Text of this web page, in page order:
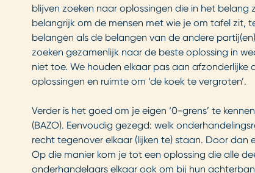
blijven zoeken naar oplossingen die in het
belangrijk om de mensen met wie je om tafel zit,
belangen als de belangen van de andere
zoeken gezamenlijk naar de beste oplossing in
niet toe. We houden elkaar pas aan
oplossingen en ruimte om ‘de koek te vergroten’.
Verder is het goed om je eigen ‘0-grens’ te
(BAZO). Eenvoudig gezegd: welk
recht tegenover elkaar (lijken te) staan. Door
Op die manier kom je tot een oplossing die alle
onderhandelaars elkaar ook om bij hun